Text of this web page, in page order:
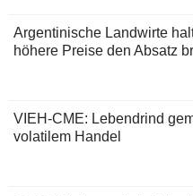
Argentinische Landwirte
höhere Preise den Absatz
VIEH-CME: Lebendrind
volatilem Handel